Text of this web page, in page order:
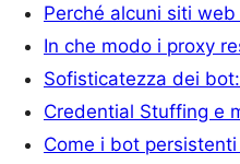
Perché alcuni siti
In che modo i proxy
Sofisticatezza dei
Credential Stuffing e
Come i bot